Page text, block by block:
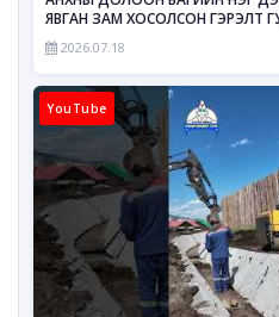
ЯВГАН ЗАМ ХОСОЛСОН
ОРЛОО
2026.07.18
YouTube